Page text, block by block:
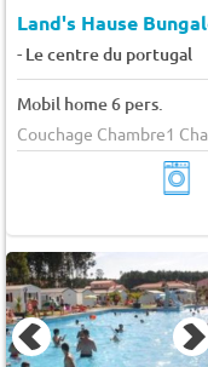
Land's Hause
- Le centre du portugal
Mobil home 6 pers.
Couchage Chambre1